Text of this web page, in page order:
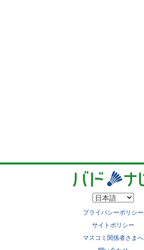
プライバシーポリシー
サイトポリシー
マスコミ関係者さまへ